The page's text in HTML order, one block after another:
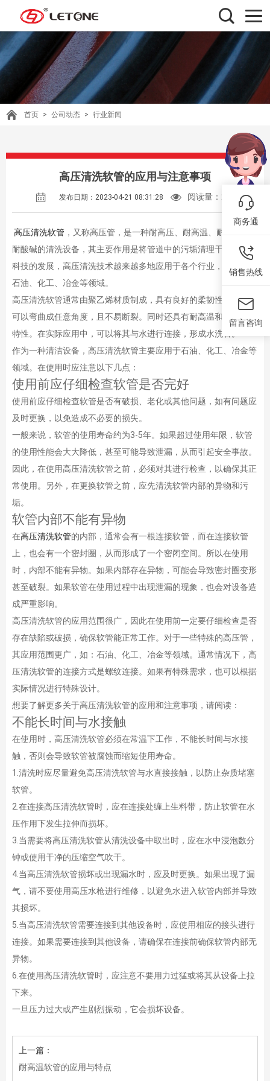
首页 > 公司动态 > 行业新闻
高压清洗软管的应用与注意事项
发布日期：2023-04-21 08:31:28 阅读量：
高压清洗软管 ，又称高压管，是一种耐高压、耐高温、耐腐蚀、
耐酸碱的清洗设备，其主要作用是将管道中的污垢清理干净。随着
科技的发展，高压清洗技术越来越多地应用于各个行业，尤其是在
石油、化工、冶金等领域。
高压清洗软管通常由聚乙烯材质制成，具有良好的柔韧性和弹性，
可以弯曲成任意角度，且不易断裂。同时还具有耐高温和耐腐蚀的
特性。在实际应用中，可以将其与水进行连接，形成水洗管。
作为一种清洁设备，高压清洗软管主要应用于石油、化工、冶金等
领域。在使用时应注意以下几点：
使用前应仔细检查软管是否完好
使用前应仔细检查软管是否有破损、老化或其他问题，如有问题应
及时更换，以免造成不必要的损失。
一般来说，软管的使用寿命约为3-5年。如果超过使用年限，软管
的使用性能会大大降低，甚至可能导致泄漏，从而引起安全事故。
因此，在使用高压清洗软管之前，必须对其进行检查，以确保其正
常使用。另外，在更换软管之前，应先清洗软管内部的异物和污
垢。
软管内部不能有异物
在高压清洗软管的内部，通常会有一根连接软管，而在连接软管
上，也会有一个密封圈，从而形成了一个密闭空间。所以在使用
时，内部不能有异物。如果内部存在异物，可能会导致密封圈变形
甚至破裂。如果软管在使用过程中出现泄漏的现象，也会对设备造
成严重影响。
高压清洗软管的应用范围很广，因此在使用前一定要仔细检查是否
存在缺陷或破损，确保软管能正常工作。对于一些特殊的高压管，
其应用范围更广，如：石油、化工、冶金等领域。通常情况下，高
压清洗软管的连接方式是螺纹连接。如果有特殊需求，也可以根据
实际情况进行特殊设计。
想要了解更多关于高压清洗软管的应用和注意事项，请阅读：
不能长时间与水接触
在使用时，高压清洗软管必须在常温下工作，不能长时间与水接
触，否则会导致软管被腐蚀而缩短使用寿命。
1.清洗时应尽量避免高压清洗软管与水直接接触，以防止杂质堵塞
软管。
2.在连接高压清洗软管时，应在连接处缠上生料带，防止软管在水
压作用下发生拉伸而损坏。
3.当需要将高压清洗软管从清洗设备中取出时，应在水中浸泡数分
钟或使用干净的压缩空气吹干。
4.当高压清洗软管损坏或出现漏水时，应及时更换。如果出现了漏
气，请不要使用高压水枪进行维修，以避免水进入软管内部并导致
其损坏。
5.当高压清洗软管需要连接到其他设备时，应使用相应的接头进行
连接。如果需要连接到其他设备，请确保在连接前确保软管内部无
异物。
6.在使用高压清洗软管时，应注意不要用力过猛或将其从设备上拉
下来。
一旦压力过大或产生剧烈振动，它会损坏设备。
上一篇：
耐高温软管的应用与特点
商务通
销售热线
留言咨询